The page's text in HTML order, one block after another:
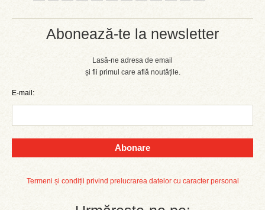
Abonează-te la newsletter
Lasă-ne adresa de email
și fii primul care află noutățile.
E-mail:
Abonare
Termeni și condiții privind prelucrarea datelor cu caracter personal